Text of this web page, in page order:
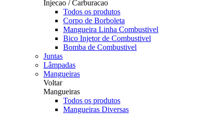
Injecao / Carburacao
Todos os produtos
Corpo de Borboleta
Mangueira Linha Combustivel
Bico Injetor de Combustivel
Bomba de Combustivel
Juntas
Lâmpadas
Mangueiras
Voltar
Mangueiras
Todos os produtos
Mangueiras Diversas